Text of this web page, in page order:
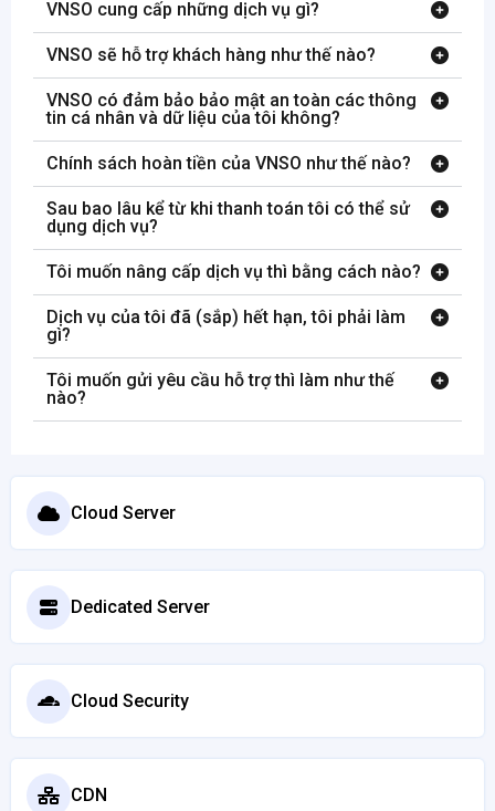
VNSO cung cấp những dịch vụ gì?
VNSO sẽ hỗ trợ khách hàng như thế nào?
VNSO có đảm bảo bảo mật an toàn các thông
tin cá nhân và dữ liệu của tôi không?
Chính sách hoàn tiền của VNSO như thế nào?
Sau bao lâu kể từ khi thanh toán tôi có thể sử
dụng dịch vụ?
Tôi muốn nâng cấp dịch vụ thì bằng cách nào?
Dịch vụ của tôi đã (sắp) hết hạn, tôi phải làm
gì?
Tôi muốn gửi yêu cầu hỗ trợ thì làm như thế
nào?
Cloud Server
Dedicated Server
Cloud Security
CDN